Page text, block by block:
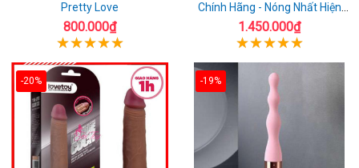
Pretty Love
800.000₫
Chính Hãng - Nóng Nhất Hiện
Nay
1.450.000₫
-20% -19%